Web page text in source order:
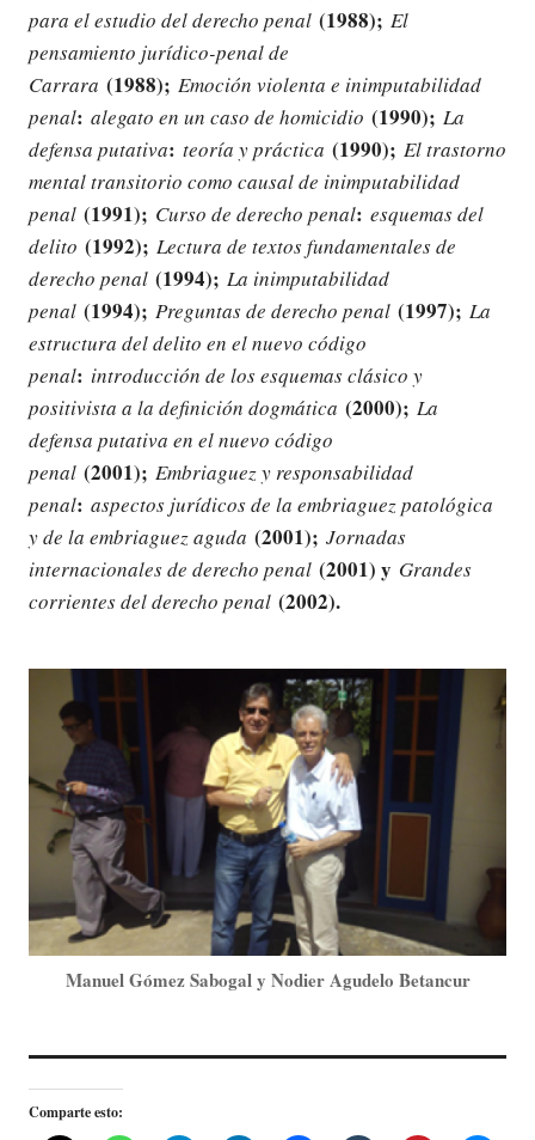
para el estudio del derecho penal (1988); El
pensamiento jurídico-penal de
Carrara (1988); Emoción violenta e inimputabilidad
penal: alegato en un caso de homicidio (1990); La
defensa putativa: teoría y práctica (1990); El trastorno
mental transitorio como causal de inimputabilidad
penal (1991); Curso de derecho penal: esquemas del
delito (1992); Lectura de textos fundamentales de
derecho penal (1994); La inimputabilidad
penal (1994); Preguntas de derecho penal (1997); La
estructura del delito en el nuevo código
penal: introducción de los esquemas clásico y
positivista a la definición dogmática (2000); La
defensa putativa en el nuevo código
penal (2001); Embriaguez y responsabilidad
penal: aspectos jurídicos de la embriaguez patológica
y de la embriaguez aguda (2001); Jornadas
internacionales de derecho penal (2001) y Grandes
corrientes del derecho penal (2002).
Manuel Gómez Sabogal y Nodier Agudelo Betancur
Comparte esto: